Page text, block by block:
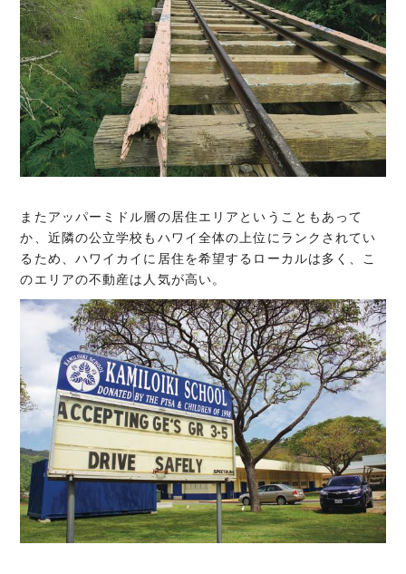
またアッパーミドル層の居住エリアということもあって
か、近隣の公立学校もハワイ全体の上位にランクされてい
るため、ハワイカイに居住を希望するローカルは多く、こ
のエリアの不動産は人気が高い。